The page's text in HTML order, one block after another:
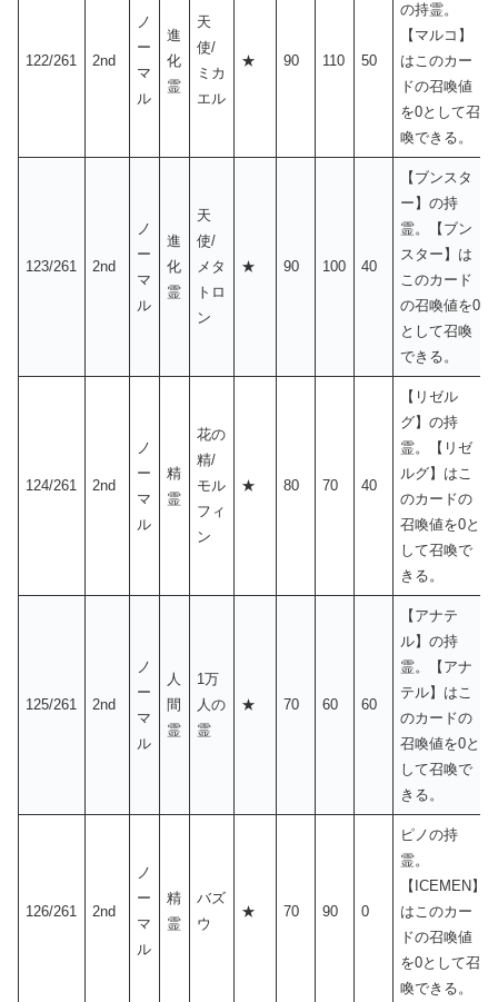
122/261 2nd
ノ
ー
マ
ル
進
化
霊
天
使/
ミカ
エル
★ 90 110 50
の持霊。
【マルコ】
はこのカー
ドの召喚値
を0として召
喚できる。
123/261 2nd
ノ
ー
マ
ル
進
化
霊
天
使/
メタ
トロ
ン
★ 90 100 40
【ブンスタ
ー】の持
霊。【ブン
スター】は
このカード
の召喚値を0
として召喚
できる。
124/261 2nd
ノ
ー
マ
ル
精
霊
花の
精/
モル
フィ
ン
★ 80 70 40
【リゼル
グ】の持
霊。【リゼ
ルグ】はこ
のカードの
召喚値を0と
して召喚で
きる。
125/261 2nd
ノ
ー
マ
ル
人
間
霊
1万
人の
霊
★ 70 60 60
【アナテ
ル】の持
霊。【アナ
テル】はこ
のカードの
召喚値を0と
して召喚で
きる。
126/261 2nd
ノ
ー
マ
ル
精
霊
バズ
ウ
★ 70 90 0
ピノの持
霊。
【ICEMEN】
はこのカー
ドの召喚値
を0として召
喚できる。